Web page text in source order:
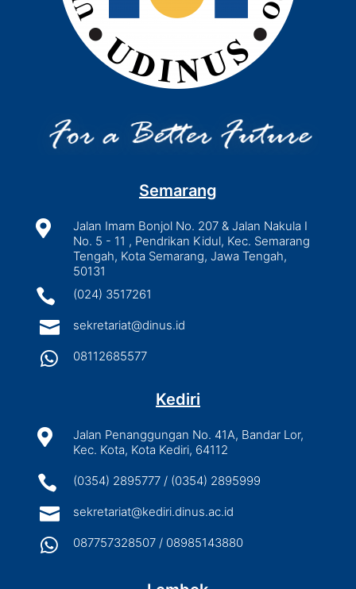
Semarang

Jalan Imam Bonjol No. 207 & Jalan Nakula I
No. 5 - 11 , Pendrikan Kidul, Kec. Semarang
Tengah, Kota Semarang, Jawa Tengah,
50131
 (024) 3517261
 sekretariat@dinus.id
 08112685577
Kediri

Jalan Penanggungan No. 41A, Bandar Lor,
Kec. Kota, Kota Kediri, 64112
 (0354) 2895777 / (0354) 2895999
 sekretariat@kediri.dinus.ac.id
 087757328507 / 08985143880